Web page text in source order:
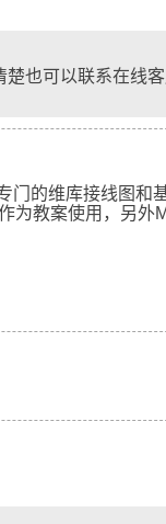
也可以联系在线
门的维库接线图和
为教案使用，另外